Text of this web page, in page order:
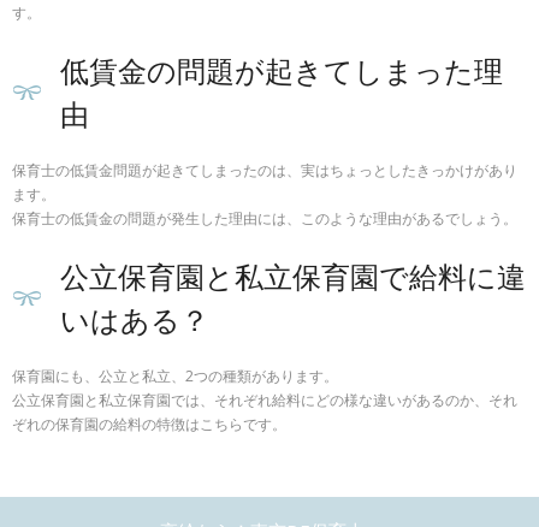
す。
低賃金の問題が起きてしまった理
由
保育士の低賃金問題が起きてしまったのは、実はちょっとしたきっかけがあり
ます。
保育士の低賃金の問題が発生した理由には、このような理由があるでしょう。
公立保育園と私立保育園で給料に違
いはある？
保育園にも、公立と私立、2つの種類があります。
公立保育園と私立保育園では、それぞれ給料にどの様な違いがあるのか、それ
ぞれの保育園の給料の特徴はこちらです。